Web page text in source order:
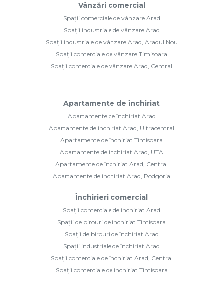
Vânzări comercial
Spații comerciale de vânzare Arad
Spații industriale de vânzare Arad
Spații industriale de vânzare Arad, Aradul Nou
Spații comerciale de vânzare Timisoara
Spații comerciale de vânzare Arad, Central
Apartamente de închiriat
Apartamente de închiriat Arad
Apartamente de închiriat Arad, Ultracentral
Apartamente de închiriat Timisoara
Apartamente de închiriat Arad, UTA
Apartamente de închiriat Arad, Central
Apartamente de închiriat Arad, Podgoria
Închirieri comercial
Spații comerciale de închiriat Arad
Spații de birouri de închiriat Timisoara
Spații de birouri de închiriat Arad
Spații industriale de închiriat Arad
Spații comerciale de închiriat Arad, Central
Spații comerciale de închiriat Timisoara